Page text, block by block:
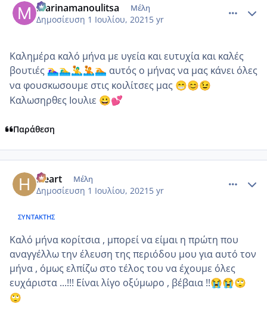
marinamanoulitsa Μέλη
Δημοσίευση 1 Ιουλίου, 2021 5 yr
Καλημέρα καλό μήνα με υγεία και ευτυχία και καλές
βουτιές 🏊‍♀️🏊‍♂️🤽‍♂️🤽🏊 αυτός ο μήνας να μας κάνει όλες
να φουσκωσουμε στις κοιλίτσες μας 😁😊😉
Καλωσηρθες Ιουλιε 😀💕
Παράθεση
Heart Μέλη
Δημοσίευση 1 Ιουλίου, 2021 5 yr
ΣΥΝΤΆΚΤΗΣ
Καλό μήνα κορίτσια , μπορεί να είμαι η πρώτη που
αναγγέλλω την έλευση της περιόδου μου για αυτό τον
μήνα , όμως ελπίζω στο τέλος του να έχουμε όλες
ευχάριστα ...!!! Είναι λίγο οξύμωρο , βέβαια !!😭😭🙄
🙄